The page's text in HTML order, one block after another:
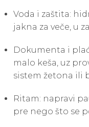
Voda i zaštita:
jakna za veče, u
Dokumenta i
malo keša, uz
sistem žetona ili
Ritam: napravi
pre nego što se